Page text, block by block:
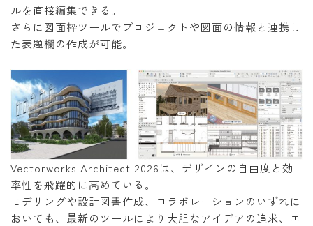
ルを直接編集できる。
さらに図面枠ツールでプロジェクトや図面の情報と連携し
た表題欄の作成が可能。
Vectorworks Architect 2026は、デザインの自由度と効
率性を飛躍的に高めている。
モデリングや設計図書作成、コラボレーションのいずれに
おいても、最新のツールにより大胆なアイデアの追求、エ